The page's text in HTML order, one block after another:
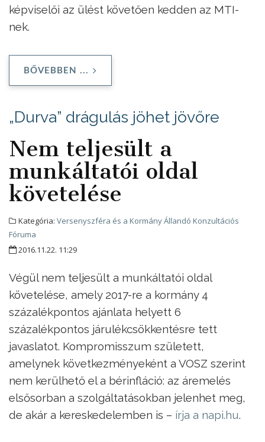
képviselői az ülést követően kedden az MTI-
nek.
BŐVEBBEN ...
„Durva” drágulás jöhet jövőre
Nem teljesült a
munkáltatói oldal
követelése
Kategória: Versenyszféra és a Kormány Állandó Konzultációs
Fóruma
2016.11.22. 11:29
Végül nem teljesült a munkáltatói oldal
követelése, amely 2017-re a kormány 4
százalékpontos ajánlata helyett 6
százalékpontos járulékcsökkentésre tett
javaslatot. Kompromisszum született,
amelynek következményeként a VOSZ szerint
nem kerülhető el a bérinfláció: az áremelés
elsősorban a szolgáltatásokban jelenhet meg,
de akár a kereskedelemben is – írja a napi.hu.